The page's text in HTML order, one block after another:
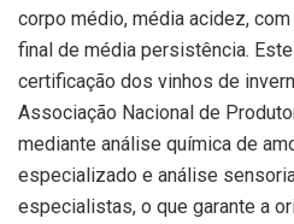
corpo médio, média acidez,
final de média persistência.
certificação dos vinhos de
Associação Nacional de
mediante análise química de
especializado e análise
especialistas, o que garante a